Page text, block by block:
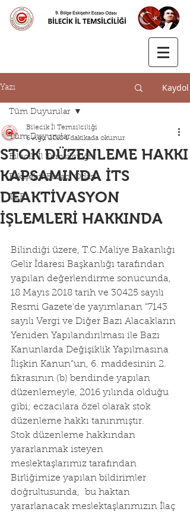
Yazı Kaydol
Tüm Duyurular
Bilecik İl Temsilciliği
Eskişehir Eczacı Odası
TEB
Tüm Duyurular
STOK DÜZENLEME HAKKI
KAPSAMINDA İTS
DEAKTİVASYON
İŞLEMLERİ HAKKINDA
Bilecik İl Temsilciliği
6 Ağu 2018 1 dakikada okunur
Bilindiği üzere, T.C.Maliye Bakanlığı
Gelir İdaresi Başkanlığı tarafından
yapılan değerlendirme sonucunda,
18 Mayıs 2018 tarih ve 30425 sayılı
Resmi Gazete'de yayımlanan "7143
sayılı Vergi ve Diğer Bazı Alacakların
Yeniden Yapılandırılması ile Bazı
Kanunlarda Değişiklik Yapılmasına
İlişkin Kanun”un, 6. maddesinin 2.
fıkrasının (b) bendinde yapılan
düzenlemeyle, 2016 yılında olduğu
gibi; eczacılara özel olarak stok
düzenleme hakkı tanınmıştır.
Stok düzenleme hakkından
yararlanmak isteyen
meslektaşlarımız tarafından
Birliğimize yapılan bildirimler
doğrultusunda,  bu haktan
yararlanacak meslektaşlarımızın İlaç